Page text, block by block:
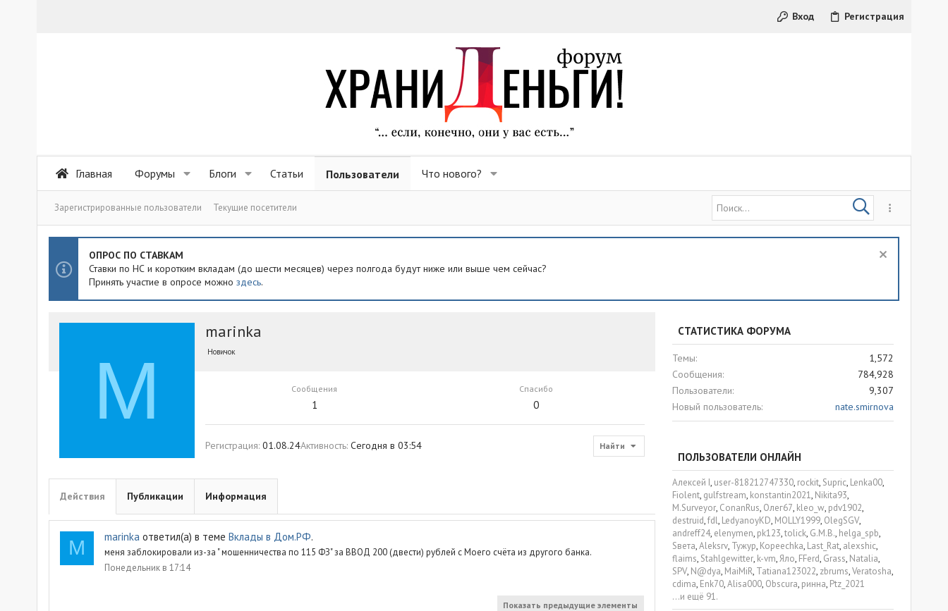
Вход Регистрация
Главная Форумы Блоги Статьи Пользователи Что нового?
Зарегистрированные пользователи Текущие посетители
ОПРОС ПО СТАВКАМ
Ставки по НС и коротким вкладам (до шести месяцев) через полгода будут ниже или выше чем сейчас?
Принять участие в опросе можно здесь.
M
marinka
Новичок
Сообщения
1
Спасибо
0
Регистрация 01.08.24Активность Сегодня в 03:54 Найти
Действия Публикации Информация
M marinka ответил(а) в теме Вклады в Дом.РФ.
меня заблокировали из-за " мошенничества по 115 ФЗ" за ВВОД 200 (двести) рублей с Моего счёта из другого банка.
Понедельник в 17:14
Показать предыдущие элементы
СТАТИСТИКА ФОРУМА
Темы
1,572
Сообщения
784,928
Пользователи
9,307
Новый пользователь
nate.smirnova
ПОЛЬЗОВАТЕЛИ ОНЛАЙН
Алексей I user-818212747330 rockit Supric Lenka00
Fiolent gulfstream konstantin2021 Nikita93
M.Surveyor ConanRus Олег67 kleo_w pdv1902
destruid fdl LedyanoyKD MOLLY1999 OlegSGV
andreff24 elenymen pk123 tolick G.M.B. helga_spb
Sвета Aleksrv Тужур Kopeechka Last_Rat alexshic
flaims Stahlgewitter k-vm Яло FFerd Grass Natalia
SPV N@dya MaiMiR Tatiana123022 zbrums Veratosha
cdima Enk70 Alisa000 Obscura ринна Ptz_2021
...и ещё 91.